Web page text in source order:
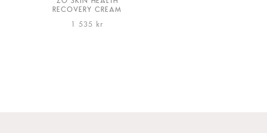
olika
RECOVERY CREAM
1 535 kr